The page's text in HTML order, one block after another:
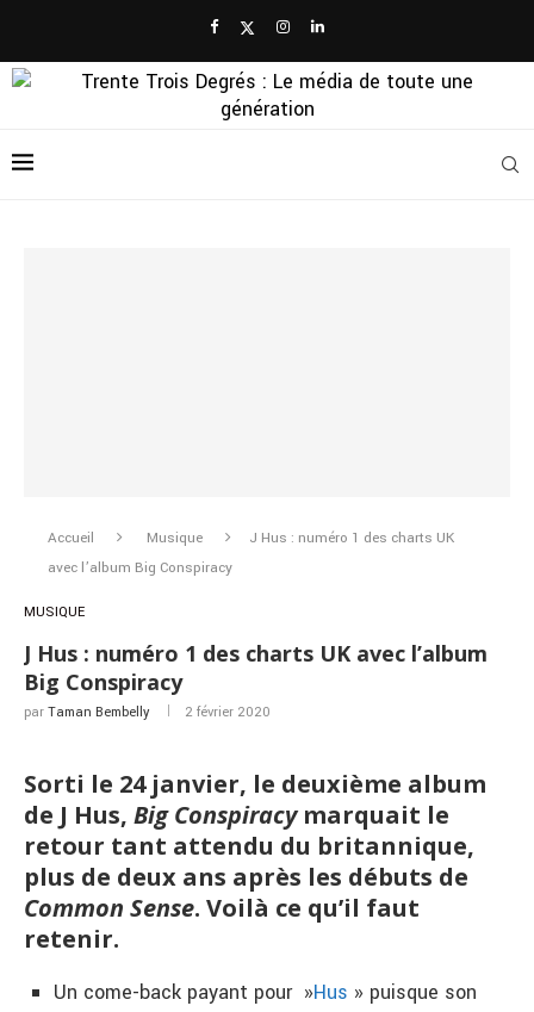
Accueil Musique
J Hus : numéro 1 des charts UK
avec l’album Big Conspiracy
MUSIQUE
J Hus : numéro 1 des charts UK avec l’album
Big Conspiracy
par Taman Bembelly 2 février 2020
Sorti le 24 janvier, le deuxième album
de J Hus, Big Conspiracymarquait le
retour tant attendu du britannique,
plus de deux ans après les débuts de
Common Sense. Voilà ce qu’il faut
retenir.
Un come-back payant pour »Hus » puisque son